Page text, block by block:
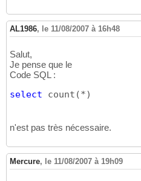
AL1986, le 11/08/2007 à 16h48
Salut,
Je pense que le
Code SQL :
select count (*)
n'est pas très nécessaire.
Mercure, le 11/08/2007 à 19h09